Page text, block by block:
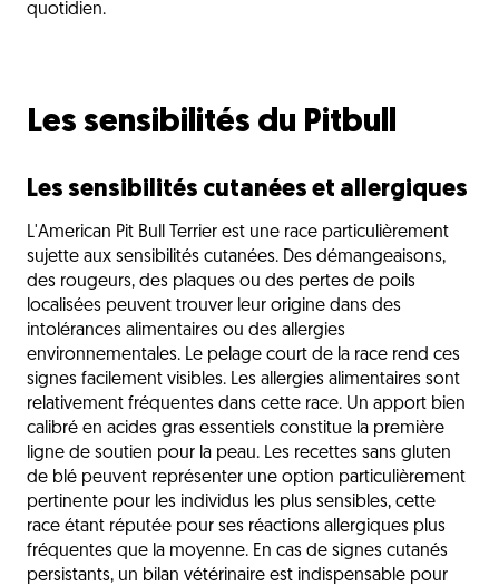
quotidien.
Les sensibilités du Pitbull
Les sensibilités cutanées et allergiques
L'American Pit Bull Terrier est une race particulièrement
sujette aux sensibilités cutanées. Des démangeaisons,
des rougeurs, des plaques ou des pertes de poils
localisées peuvent trouver leur origine dans des
intolérances alimentaires ou des allergies
environnementales. Le pelage court de la race rend ces
signes facilement visibles. Les allergies alimentaires sont
relativement fréquentes dans cette race. Un apport bien
calibré en acides gras essentiels constitue la première
ligne de soutien pour la peau. Les recettes sans gluten
de blé peuvent représenter une option particulièrement
pertinente pour les individus les plus sensibles, cette
race étant réputée pour ses réactions allergiques plus
fréquentes que la moyenne. En cas de signes cutanés
persistants, un bilan vétérinaire est indispensable pour